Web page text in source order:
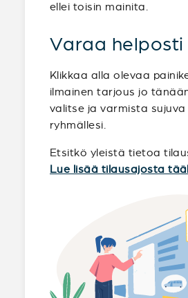
ellei toisin mainita.
Varaa helposti
Klikkaa alla olevaa
ilmainen tarjous jo
valitse ja varmista
ryhmällesi.
Etsitkö yleistä tietoa
Lue lisää tilausajosta